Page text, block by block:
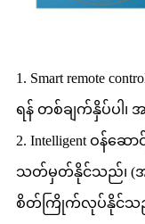
1. Smart remote
ရန် တစ်ချက်နှိပ်ပါ၊
2. Intelligent ဝန်ဆ
သတ်မှတ်နိုင်သည်၊ (အမ
စိတ်ကြိုက်လုပ်နိုင်သည်